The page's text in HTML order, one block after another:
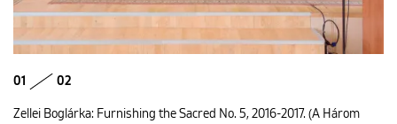
01 02
Zellei Boglárka: Furnishing the Sacred No. 5, 2016-2017. (A Három